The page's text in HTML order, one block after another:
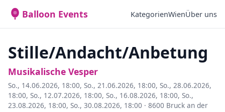
Balloon Events KategorienWienÜber uns
Stille/Andacht/Anbetung
Musikalische Vesper
So., 14.06.2026, 18:00, So., 21.06.2026, 18:00, So., 28.06.2026,
18:00, So., 12.07.2026, 18:00, So., 16.08.2026, 18:00, So.,
23.08.2026, 18:00, So., 30.08.2026, 18:00 · 8600 Bruck an der